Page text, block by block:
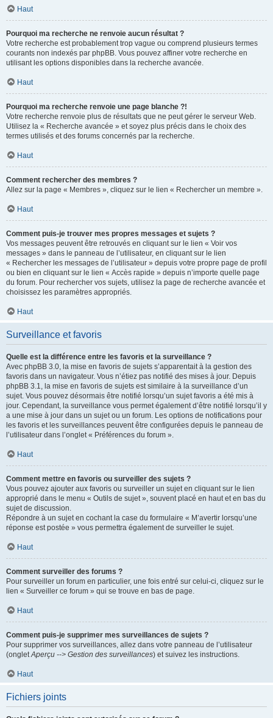
Haut
Pourquoi ma recherche ne renvoie aucun résultat ?
Votre recherche est probablement trop vague ou comprend plusieurs termes
courants non indexés par phpBB. Vous pouvez affiner votre recherche en
utilisant les options disponibles dans la recherche avancée.
Haut
Pourquoi ma recherche renvoie une page blanche ?!
Votre recherche renvoie plus de résultats que ne peut gérer le serveur Web.
Utilisez la « Recherche avancée » et soyez plus précis dans le choix des
termes utilisés et des forums concernés par la recherche.
Haut
Comment rechercher des membres ?
Allez sur la page « Membres », cliquez sur le lien « Rechercher un membre ».
Haut
Comment puis-je trouver mes propres messages et sujets ?
Vos messages peuvent être retrouvés en cliquant sur le lien « Voir vos
messages » dans le panneau de l’utilisateur, en cliquant sur le lien
« Rechercher les messages de l’utilisateur » depuis votre propre page de profil
ou bien en cliquant sur le lien « Accès rapide » depuis n’importe quelle page
du forum. Pour rechercher vos sujets, utilisez la page de recherche avancée et
choisissez les paramètres appropriés.
Haut
Surveillance et favoris
Quelle est la différence entre les favoris et la surveillance ?
Avec phpBB 3.0, la mise en favoris de sujets s’apparentait à la gestion des
favoris dans un navigateur. Vous n’étiez pas notifié des mises à jour. Depuis
phpBB 3.1, la mise en favoris de sujets est similaire à la surveillance d’un
sujet. Vous pouvez désormais être notifié lorsqu’un sujet favoris a été mis à
jour. Cependant, la surveillance vous permet également d’être notifié lorsqu’il y
a une mise à jour dans un sujet ou un forum. Les options de notifications pour
les favoris et les surveillances peuvent être configurées depuis le panneau de
l’utilisateur dans l’onglet « Préférences du forum ».
Haut
Comment mettre en favoris ou surveiller des sujets ?
Vous pouvez ajouter aux favoris ou surveiller un sujet en cliquant sur le lien
approprié dans le menu « Outils de sujet », souvent placé en haut et en bas du
sujet de discussion.
Répondre à un sujet en cochant la case du formulaire « M’avertir lorsqu’une
réponse est postée » vous permettra également de surveiller le sujet.
Haut
Comment surveiller des forums ?
Pour surveiller un forum en particulier, une fois entré sur celui-ci, cliquez sur le
lien « Surveiller ce forum » qui se trouve en bas de page.
Haut
Comment puis-je supprimer mes surveillances de sujets ?
Pour supprimer vos surveillances, allez dans votre panneau de l’utilisateur
(ongletAperçu --> Gestion des surveillances) et suivez les instructions.
Haut
Fichiers joints